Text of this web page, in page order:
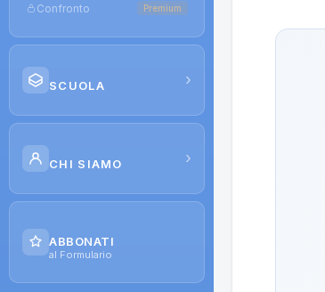
Confronto Premium
SCUOLA ›
Corsi
Moduli di iscrizione
CHI SIAMO ›
Contatti
ABBONATI
al Formulario